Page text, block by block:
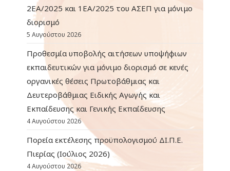
2ΕΑ/2025 και 1ΕΑ/2025 του ΑΣΕΠ για μόνιμο
διορισμό
5 Αυγούστου 2026
Προθεσμία υποβολής αιτήσεων υποψήφιων
εκπαιδευτικών για μόνιμο διορισμό σε κενές
οργανικές θέσεις Πρωτοβάθμιας και
Δευτεροβάθμιας Ειδικής Αγωγής και
Εκπαίδευσης και Γενικής Εκπαίδευσης
4 Αυγούστου 2026
Πορεία εκτέλεσης προϋπολογισμού ΔΙ.Π.Ε.
Πιερίας (Ιούλιος 2026)
4 Αυγούστου 2026